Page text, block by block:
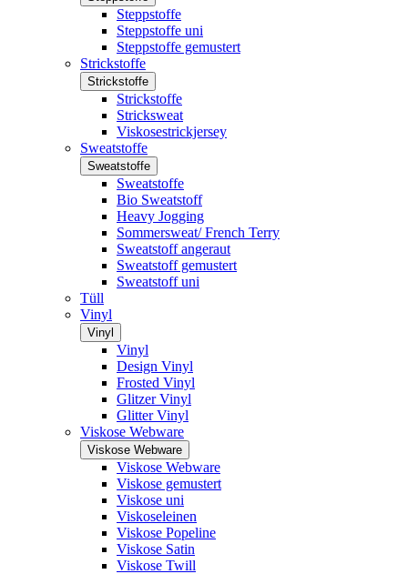
Steppstoffe
Steppstoffe uni
Steppstoffe gemustert
Strickstoffe
Strickstoffe
Strickstoffe
Stricksweat
Viskosestrickjersey
Sweatstoffe
Sweatstoffe
Sweatstoffe
Bio Sweatstoff
Heavy Jogging
Sommersweat/ French Terry
Sweatstoff angeraut
Sweatstoff gemustert
Sweatstoff uni
Tüll
Vinyl
Vinyl
Vinyl
Design Vinyl
Frosted Vinyl
Glitzer Vinyl
Glitter Vinyl
Viskose Webware
Viskose Webware
Viskose Webware
Viskose gemustert
Viskose uni
Viskoseleinen
Viskose Popeline
Viskose Satin
Viskose Twill